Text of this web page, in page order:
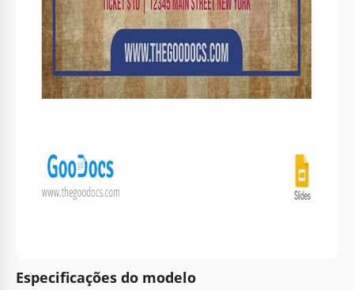
Especificações do modelo